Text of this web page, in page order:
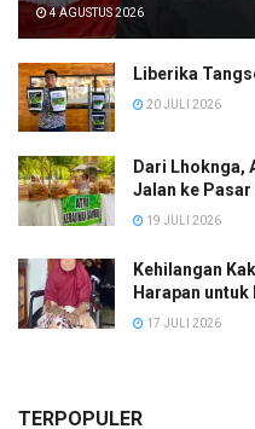
4 AGUSTUS 2026
Liberika
20 JULI 2026
Dari Lhoknga,
Jalan ke Pasar
19 JULI 2026
Kehilangan
Harapan
17 JULI 2026
TERPOPULER